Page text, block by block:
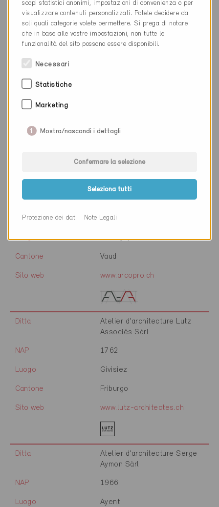
Cantone Friburgo
Sito web www.atelier78.ch
Cantone Friburgo
ATELIER D'ARCHITECTURE
ARCOPRO SA
NAP 1030
Luogo Bussigny
Cantone Vaud
Sito web www.arcopro.ch
Ditta
Atelier d'architecture Lutz
Associés Sàrl
NAP 1762
Luogo Givisiez
Cantone Friburgo
Sito web www.lutz-architectes.ch
Ditta
Atelier d'architecture Serge
Aymon Sàrl
NAP 1966
Luogo Ayent
scopi statistici anonimi, impostazioni di convenienza o per
visualizzare contenuti personalizzati. Potete decidere da
soli quali categorie volete permettere. Si prega di notare
che in base alle vostre impostazioni, non tutte le
funzionalità del sito possono essere disponibili.
Necessari
Statistiche
Marketing
Mostra/nascondi i dettagli
Confermare la selezione
Seleziona tutti
Protezione dei dati Note Legali